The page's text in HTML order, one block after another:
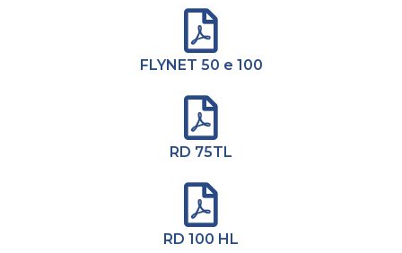
FLYNET 50 e 100
RD 75TL
RD 100 HL